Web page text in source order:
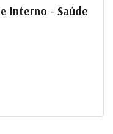
Interno - Saúde